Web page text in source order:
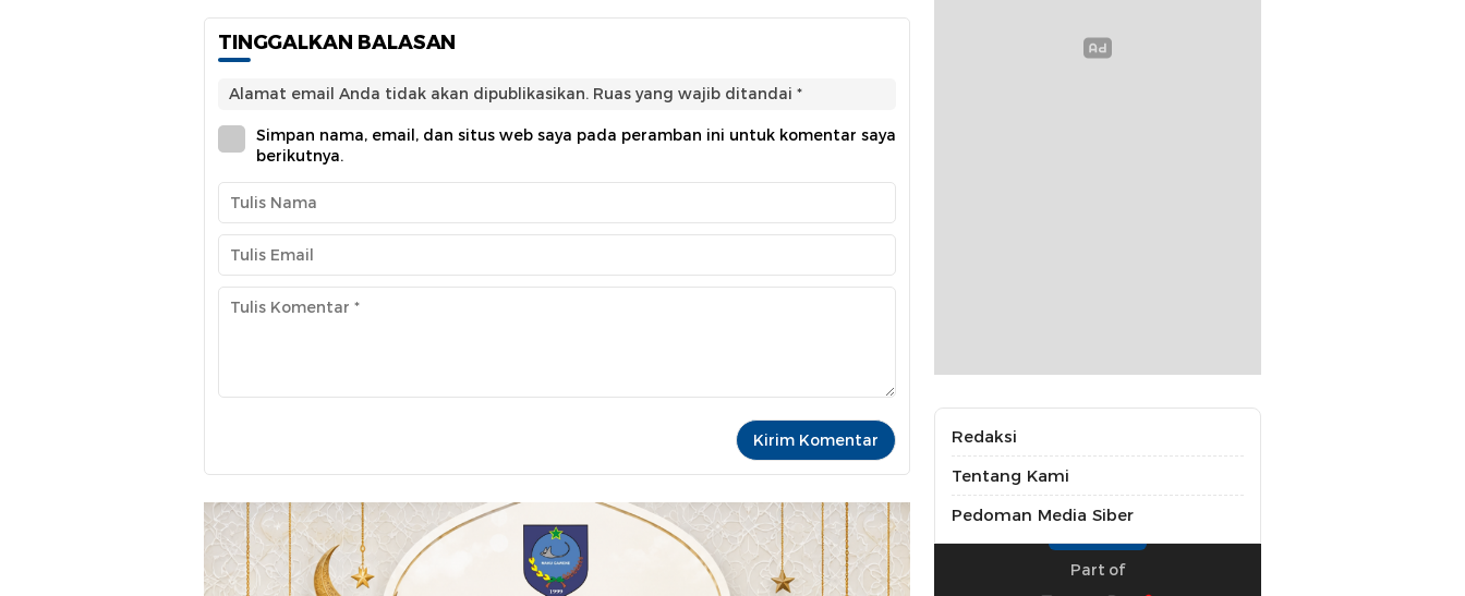
TINGGALKAN BALASAN
Alamat email Anda tidak akan dipublikasikan. Ruas yang wajib ditandai *
Simpan nama, email, dan situs web saya pada peramban ini untuk komentar saya
berikutnya.
Redaksi
Tentang Kami
Pedoman Media Siber
Part of